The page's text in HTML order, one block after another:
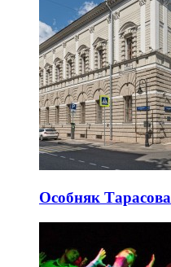
Особняк Тарасова